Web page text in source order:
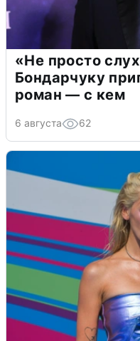
«Не просто
Бондарчуку
роман — с кем
6 августа 62